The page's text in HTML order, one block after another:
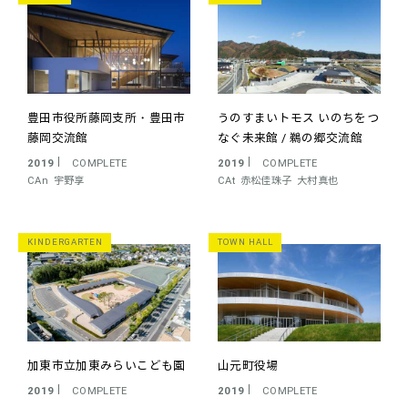
豊田市役所藤岡支所・豊田市
藤岡交流館
2019
COMPLETE
CAn 宇野享
うのすまいトモス いのちをつ
なぐ未来館 / 鵜の郷交流館
2019
COMPLETE
CAt 赤松佳珠子 大村真也
KINDERGARTEN
加東市立加東みらいこども園
2019 COMPLETE
TOWN HALL
山元町役場
2019 COMPLETE